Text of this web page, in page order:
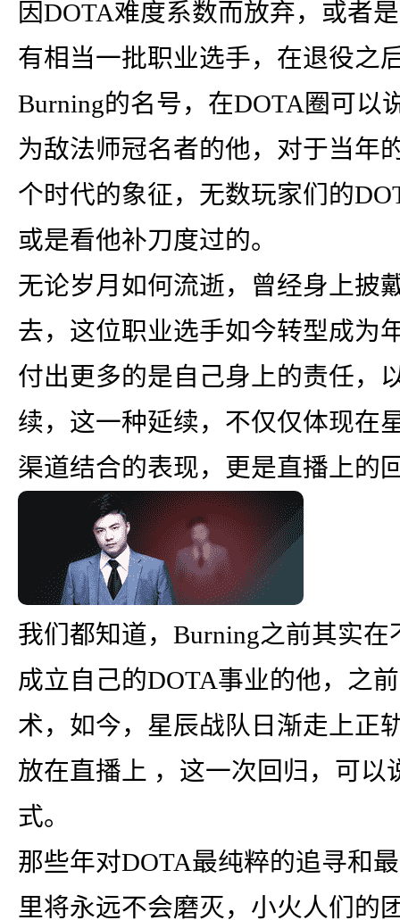
因DOTA难度系数而放弃，或者
有相当一批职业选手，在退役之
Burning的名号，在DOTA圈可以
为敌法师冠名者的他，对于当年
个时代的象征，无数玩家们的
或是看他补刀度过的。
无论岁月如何流逝，曾经身上披
去，这位职业选手如今转型成为
付出更多的是自己身上的责任，
续，这一种延续，不仅仅体现在
渠道结合的表现，更是直播上的
我们都知道，Burning之前其实
成立自己的DOTA事业的他，之
术，如今，星辰战队日渐走上正
放在直播上 ，这一次回归，可
式。
那些年对DOTA最纯粹的追寻和
里将永远不会磨灭，小火人们的